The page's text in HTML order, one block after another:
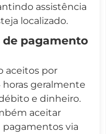
assistência
localizado.
de pagamento
aceitos por
horas geralmente
e dinheiro.
aceitar
pagamentos via